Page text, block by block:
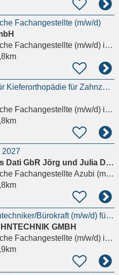
Fachangestellte (m/w/d)
Fachangestellte (m/w/d)in Schöneck
ZFA und ZFA für Kieferorthopädie für Zahnzentrum gesucht!
Fachangestellte (m/w/d)in Schöneck
Zahnarztpraxis Dati GbR Jörg und Julia Dati
Zahnmedizinische Fachangestellte Azubi (m/w/d)
ZFA/ZMV/Zahntechniker/Bürokraft (m/w/d) für unsere Verwaltung im Dentallabor in Herborn
GMBH
Fachangestellte (m/w/d)in Herborn Lahn-Dill-Kreis, Hörbach